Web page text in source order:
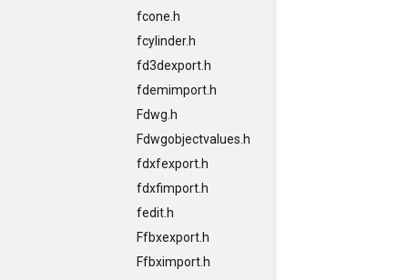
fcone.h
fcylinder.h
fd3dexport.h
fdemimport.h
Fdwg.h
Fdwgobjectvalues.h
fdxfexport.h
fdxfimport.h
fedit.h
Ffbxexport.h
Ffbximport.h